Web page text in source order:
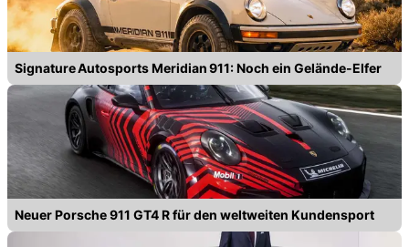
Signature Autosports Meridian 911: Noch ein Gelände-Elfer
Neuer Porsche 911 GT4 R für den weltweiten Kundensport